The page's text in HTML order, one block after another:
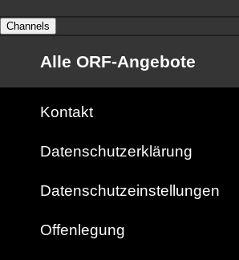
Channels
Alle ORF-Angebote
Kontakt
Datenschutzerklärung
Datenschutzeinstellungen
Offenlegung